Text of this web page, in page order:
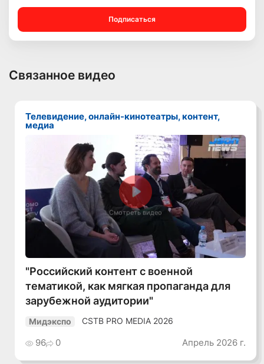
Подписаться
Связанное видео
Телевидение, онлайн-кинотеатры, контент,
медиа
Смотреть видео
"Российский контент с военной
тематикой, как мягкая пропаганда для
зарубежной аудитории"
Мидэкспо CSTB PRO MEDIA 2026
96 0 Апрель 2026 г.